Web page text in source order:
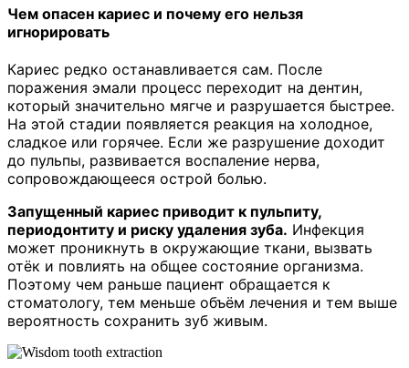
Чем опасен кариес и почему его нельзя
игнорировать
Кариес редко останавливается сам. После
поражения эмали процесс переходит на дентин,
который значительно мягче и разрушается быстрее.
На этой стадии появляется реакция на холодное,
сладкое или горячее. Если же разрушение доходит
до пульпы, развивается воспаление нерва,
сопровождающееся острой болью.
Запущенный кариес приводит к пульпиту,
периодонтиту и риску удаления зуба. Инфекция
может проникнуть в окружающие ткани, вызвать
отёк и повлиять на общее состояние организма.
Поэтому чем раньше пациент обращается к
стоматологу, тем меньше объём лечения и тем выше
вероятность сохранить зуб живым.